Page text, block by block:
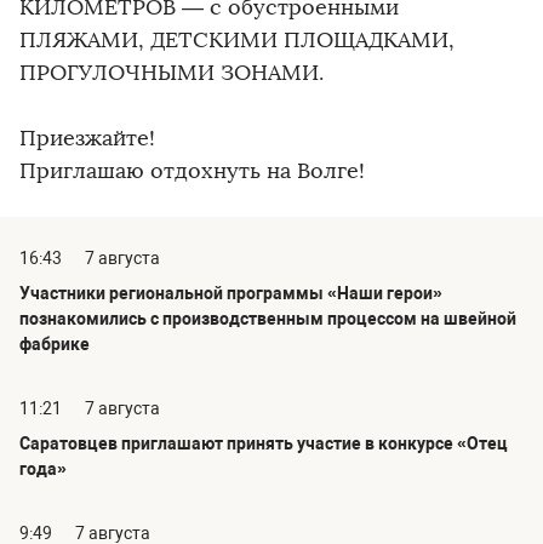
КИЛОМЕТРОВ — с обустроенными
ПЛЯЖАМИ, ДЕТСКИМИ ПЛОЩАДКАМИ,
ПРОГУЛОЧНЫМИ ЗОНАМИ.
Приезжайте!
Приглашаю отдохнуть на Волге!
16:43
7 августа
Участники региональной программы «Наши герои»
познакомились с производственным процессом на швейной
фабрике
11:21
7 августа
Саратовцев приглашают принять участие в конкурсе «Отец
года»
9:49
7 августа